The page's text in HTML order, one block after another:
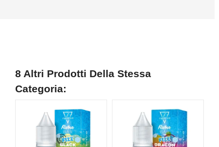
8 Altri Prodotti Della Stessa
Categoria: